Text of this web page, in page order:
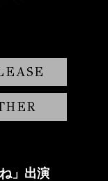
」出演